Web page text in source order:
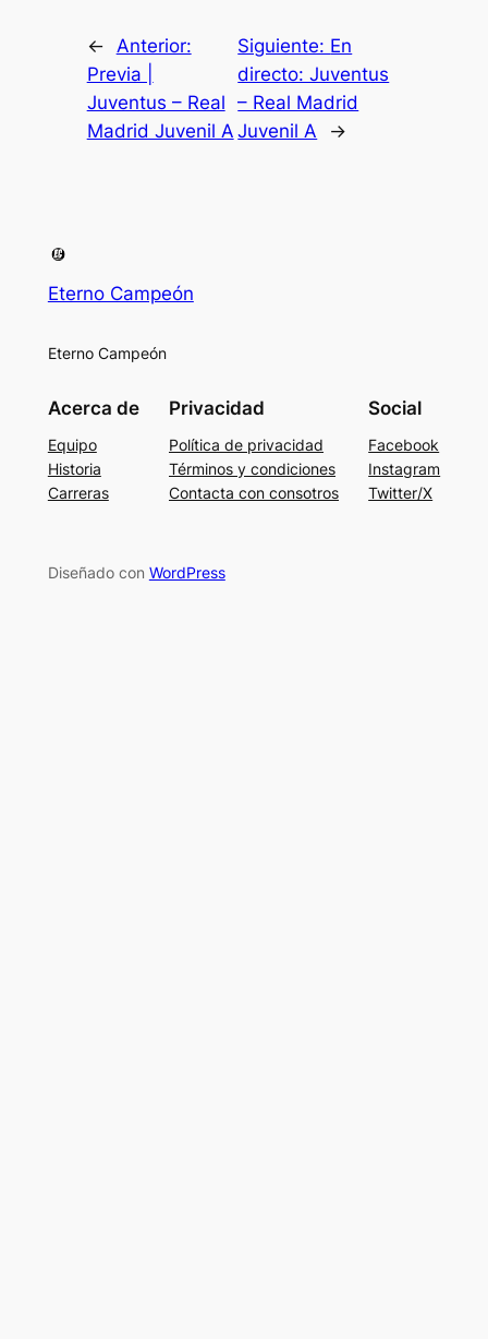
← Anterior:
Previa |
Juventus – Real
Madrid Juvenil A
Siguiente: En
directo: Juventus
– Real Madrid
Juvenil A
→
Eterno Campeón
Eterno Campeón
Acerca de
Equipo
Historia
Carreras
Privacidad
Política de privacidad
Términos y condiciones
Contacta con consotros
Social
Facebook
Instagram
Twitter/X
Diseñado con WordPress